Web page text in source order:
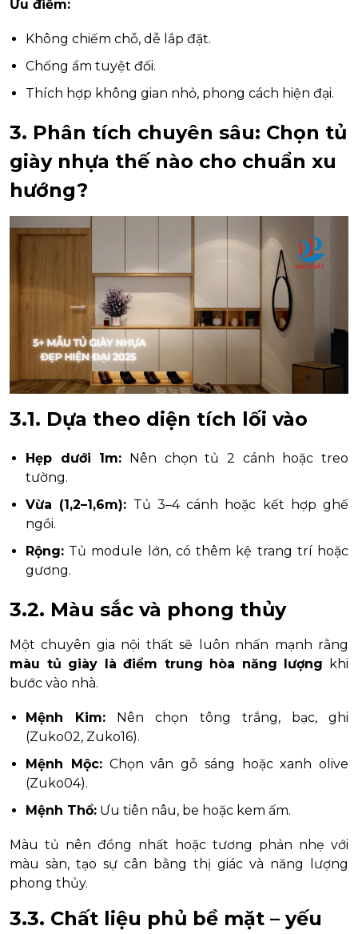
Ưu điểm:
Không chiếm chỗ, dễ lắp đặt.
Chống ẩm tuyệt đối.
Thích hợp không gian nhỏ, phong cách hiện đại.
3. Phân tích chuyên sâu: Chọn tủ
giày nhựa thế nào cho chuẩn xu
hướng?
3.1. Dựa theo diện tích lối vào
Hẹp dưới 1m: Nên chọn tủ 2 cánh hoặc treo
tường.
Vừa (1,2–1,6m): Tủ 3–4 cánh hoặc kết hợp ghế
ngồi.
Rộng: Tủ module lớn, có thêm kệ trang trí hoặc
gương.
3.2. Màu sắc và phong thủy
Một chuyên gia nội thất sẽ luôn nhấn mạnh rằng
màu tủ giày là điểm trung hòa năng lượng khi
bước vào nhà.
Mệnh Kim: Nên chọn tông trắng, bạc, ghi
(Zuko02, Zuko16).
Mệnh Mộc:Chọn vân gỗ sáng hoặc xanh olive
(Zuko04).
Mệnh Thổ: Ưu tiên nâu, be hoặc kem ấm.
Màu tủ nên đồng nhất hoặc tương phản nhẹ với
màu sàn, tạo sự cân bằng thị giác và năng lượng
phong thủy.
3.3. Chất liệu phủ bề mặt – yếu